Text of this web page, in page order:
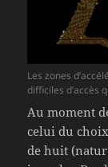
Les zones
difficiles d’accès
Au moment
celui du
de huit